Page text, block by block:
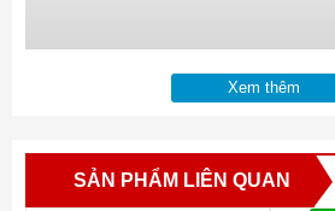
Xem thêm
SẢN PHẨM LIÊN QUAN